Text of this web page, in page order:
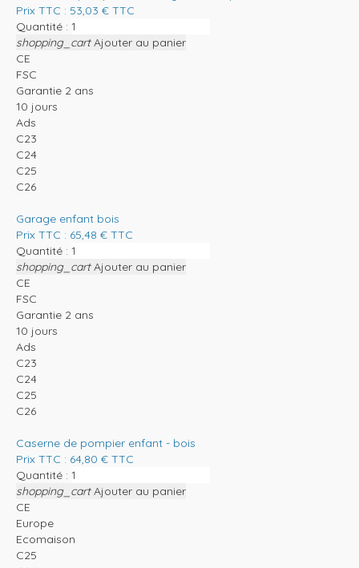
Prix TTC : 53,03 € TTC
Quantité :
shopping_cart Ajouter au panier
CE
FSC
Garantie 2 ans
10 jours
Ads
C23
C24
C25
C26
Garage enfant bois
Prix TTC : 65,48 € TTC
Quantité :
shopping_cart Ajouter au panier
CE
FSC
Garantie 2 ans
10 jours
Ads
C23
C24
C25
C26
Caserne de pompier enfant - bois
Prix TTC : 64,80 € TTC
Quantité :
shopping_cart Ajouter au panier
CE
Europe
Ecomaison
C25